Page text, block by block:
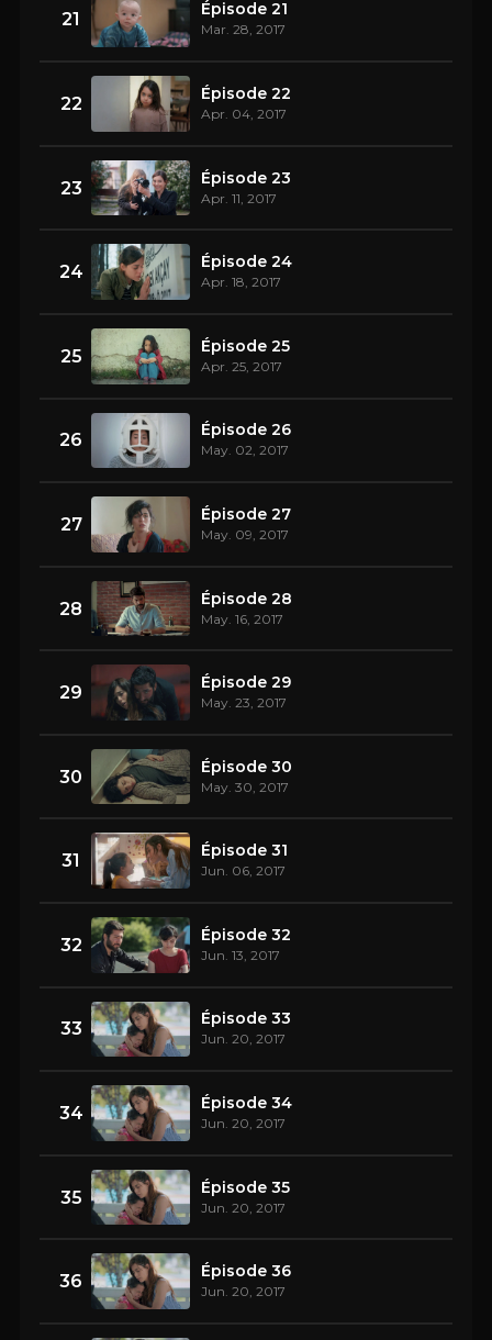
21 Épisode 21
Mar. 28, 2017
22 Épisode 22
Apr. 04, 2017
23 Épisode 23
Apr. 11, 2017
24 Épisode 24
Apr. 18, 2017
25 Épisode 25
Apr. 25, 2017
26 Épisode 26
May. 02, 2017
27 Épisode 27
May. 09, 2017
28 Épisode 28
May. 16, 2017
29 Épisode 29
May. 23, 2017
30 Épisode 30
May. 30, 2017
31 Épisode 31
Jun. 06, 2017
32 Épisode 32
Jun. 13, 2017
33 Épisode 33
Jun. 20, 2017
34 Épisode 34
Jun. 20, 2017
35 Épisode 35
Jun. 20, 2017
36 Épisode 36
Jun. 20, 2017